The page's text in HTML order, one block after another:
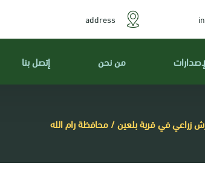
address
من نحن إتصل بنا
زراعي في قرية بلعين / محافظة رام الله